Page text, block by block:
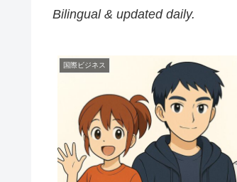
Bilingual & updated daily.
国際ビジネス